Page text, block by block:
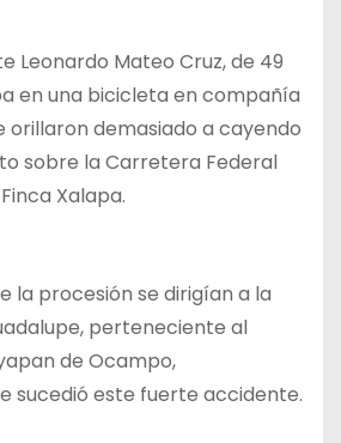
Leonardo Mateo Cruz, de 49
en una bicicleta en compañía
orillaron demasiado a cayendo
sobre la Carretera Federal
Xalapa.
la procesión se dirigían a la
perteneciente al
de Ocampo,
sucedió este fuerte accidente.